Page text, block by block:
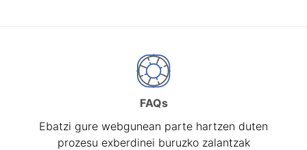
FAQs
Ebatzi gure webgunean parte hartzen duten
prozesu exberdinei buruzko zalantzak